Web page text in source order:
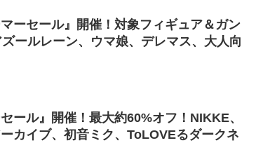
ーセール』開催！対象フィギュア＆ガン
ールレーン、ウマ娘、デレマス、大人向
ール』開催！最大約60%オフ！NIKKE、
カイブ、初音ミク、ToLOVEるダークネ